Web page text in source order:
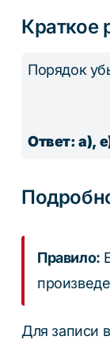
Краткое
Порядок
Ответ: а),
Правило:
Для записи